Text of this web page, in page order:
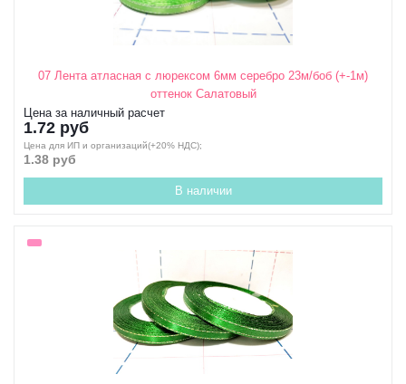
07 Лента атласная с люрексом 6мм серебро 23м/боб (+-1м)
оттенок Салатовый
Цена за наличный расчет
1.72 руб
Цена для ИП и организаций(+20% НДС);
1.38 руб
В наличии